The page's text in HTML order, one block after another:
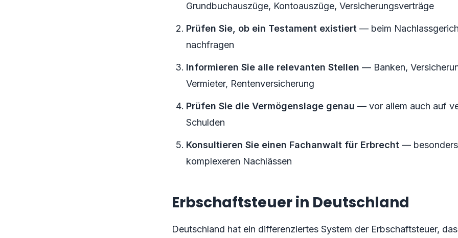
Grundbuchauszüge, Kontoauszüge, Versicherungsverträge
Prüfen Sie, ob ein Testament existiert — beim
nachfragen
Informieren Sie alle relevanten Stellen — Banken,
Vermieter, Rentenversicherung
Prüfen Sie die Vermögenslage genau — vor allem auch auf
Schulden
Konsultieren Sie einen Fachanwalt für Erbrecht —
komplexeren Nachlässen
Erbschaftsteuer in Deutschland
Deutschland hat ein differenziertes System der Erbschaftsteuer,